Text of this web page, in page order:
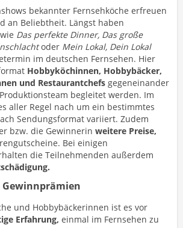
bekannter Fernsehköche erfreuen
an Beliebtheit. Längst haben
Das perfekte Dinner, Das große
oder Mein Lokal, Dein Lokal
im deutschen Fernsehen. Hier
Hobbyköchinnen, Hobbybäcker,
und Restaurantchefs gegeneinander
begleitet werden. Im
aller Regel nach um ein bestimmtes
Sendungsformat variiert. Zudem
bzw. die Gewinnerin weitere Preise,
Bei einigen
die Teilnehmenden außerdem
Gewinnprämien
und Hobbybäckerinnen ist es vor
Erfahrung, einmal im Fernsehen zu